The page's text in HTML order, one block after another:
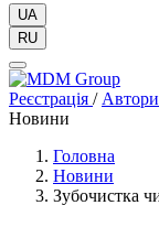
UA
RU
Реєстрація /
Новини
Головна
Новини
Зубочистка